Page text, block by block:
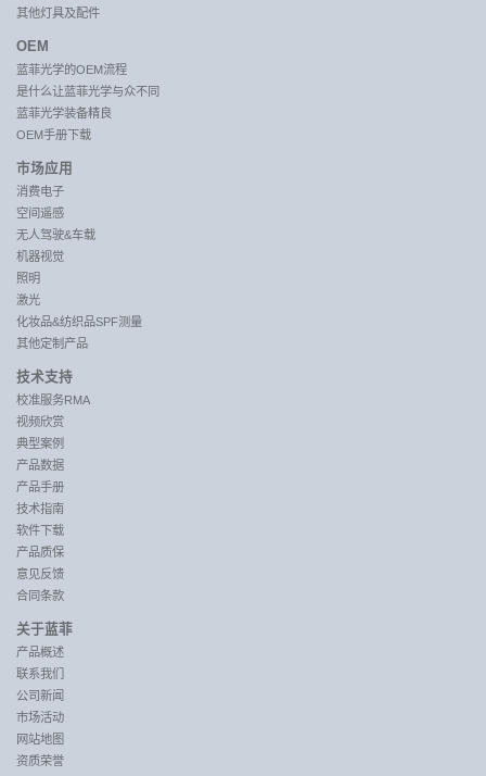
其他灯具及配件
OEM
蓝菲光学的OEM流程
是什么让蓝菲光学与众不同
蓝菲光学装备精良
OEM手册下载
市场应用
消费电子
空间遥感
无人驾驶&车载
机器视觉
照明
激光
化妆品&纺织品SPF测量
其他定制产品
技术支持
校准服务RMA
视频欣赏
典型案例
产品数据
产品手册
技术指南
软件下载
产品质保
意见反馈
合同条款
关于蓝菲
产品概述
联系我们
公司新闻
市场活动
网站地图
资质荣誉